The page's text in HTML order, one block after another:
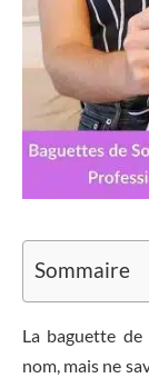
Sommaire
La baguette de
nom, mais ne